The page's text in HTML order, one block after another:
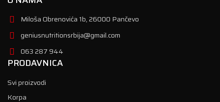
Miloša Obrenovića 1b, 26000 Pančevo
geniusnutritionsrbija@gmail.com
063 287 944
PRODAVNICA
Svi proizvodi
Korpa